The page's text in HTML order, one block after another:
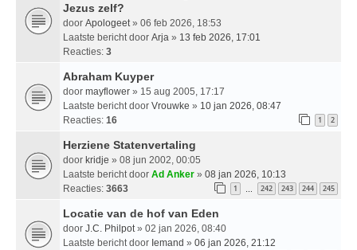
Jezus zelf?
door Apologeet » 06 feb 2026, 18:53
Laatste bericht door Arja » 13 feb 2026, 17:01
Reacties: 3
Abraham Kuyper
door mayflower » 15 aug 2005, 17:17
Laatste bericht door Vrouwke » 10 jan 2026, 08:47
Reacties: 16 1 2
Herziene Statenvertaling
door kridje » 08 jun 2002, 00:05
Laatste bericht door Ad Anker » 08 jan 2026, 10:13
Reacties: 3663 1 … 242 243 244 245
Locatie van de hof van Eden
door J.C. Philpot » 02 jan 2026, 08:40
Laatste bericht door Iemand » 06 jan 2026, 21:12